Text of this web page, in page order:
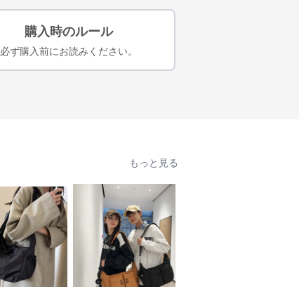
購入時のルール
必ず購入前にお読みください。
もっと見る